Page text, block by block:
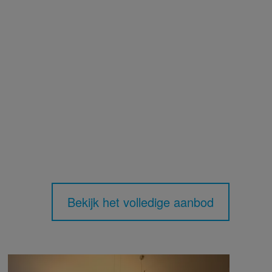
Bekijk het volledige aanbod